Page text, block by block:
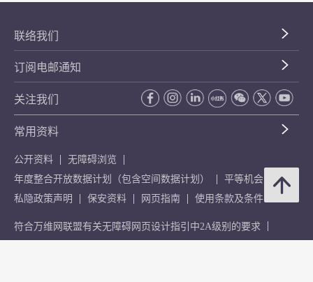
联络我们
订阅电邮通知
关注我们
常用资料
公开资料
无障碍浏览
年度整合开放数据计划（包含空间数据计划）
平等机会
私隐政策声明
保安资料 网页指南 使用条款及条件
符合万维网联盟有关无障碍网页设计指引中2A级别的要求